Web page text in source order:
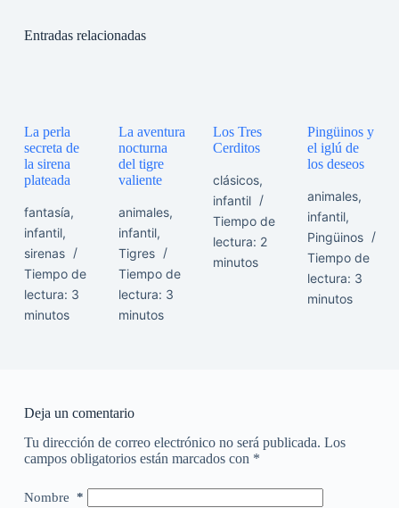
Entradas relacionadas
La perla
secreta de
la sirena
plateada
fantasía,
infantil,
sirenas
Tiempo de
lectura: 3
minutos
La aventura
nocturna
del tigre
valiente
animales,
infantil,
Tigres
Tiempo de
lectura: 3
minutos
Los Tres
Cerditos
clásicos,
infantil
Tiempo de
lectura: 2
minutos
Pingüinos y
el iglú de
los deseos
animales,
infantil,
Pingüinos
Tiempo de
lectura: 3
minutos
Deja un comentario
Tu dirección de correo electrónico no será publicada. Los
campos obligatorios están marcados con *
Nombre *